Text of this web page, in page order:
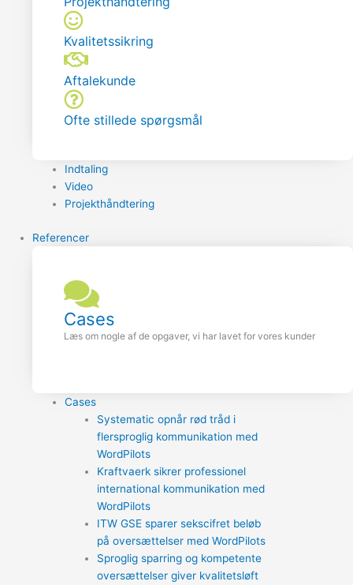
Kvalitetssikring
Aftalekunde
Ofte stillede spørgsmål
Indtaling
Video
Projekthåndtering
Referencer
Cases
Læs om nogle af de opgaver, vi har lavet for vores kunder
Cases
Systematic opnår rød tråd i
flersproglig kommunikation med
WordPilots
Kraftvaerk sikrer professionel
international kommunikation med
WordPilots
ITW GSE sparer sekscifret beløb
på oversættelser med WordPilots
Sproglig sparring og kompetente
oversættelser giver kvalitetsløft